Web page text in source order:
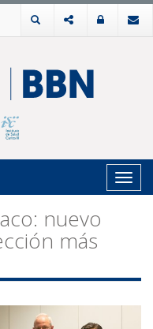
nuevo
más